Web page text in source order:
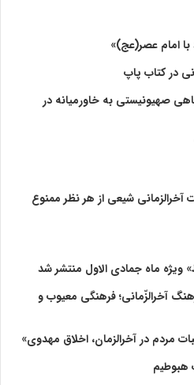
در کتاب پاپ
صهیونیستی به خاورمیانه در
آخرالزمانی شیعی از هر نظر ممنوع
ویژه ماه جمادی الاول منتشر شد
آخرالزّمانی؛ فرهنگی معیوب و
مردم در آخرالزمان، اخلاق مهدوی»